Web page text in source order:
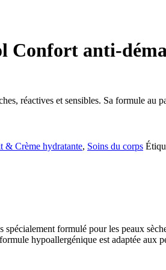
anti-
réactives et sensibles. Sa formule au
& Crème hydratante, Soins du corps
formulé pour les peaux
hypoallergénique est adaptée